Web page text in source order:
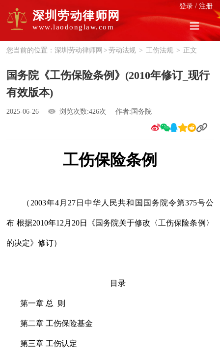
登录 / 注册
深圳劳动律师网
www.laodonglaw.com
您当前的位置：深圳劳动律师网 > 劳动法规 > 工伤法规 > 正文
国务院《工伤保险条例》(2010年修订_现行
有效版本)
2025-06-26 浏览次数:426次 作者:国务院
工伤保险条例
（2003年4月27日中华人民共和国国务院令第375号公
布 根据2010年12月20日《国务院关于修改〈工伤保险条例〉
的决定》修订）
目录
第一章 总 则
第二章 工伤保险基金
第三章 工伤认定